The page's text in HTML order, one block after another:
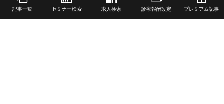
記事一覧 セミナー検索 求人検索 診療報酬改定 プレミアム記事